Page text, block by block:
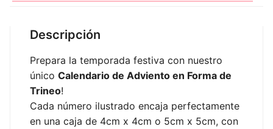
Descripción
Prepara la temporada festiva con nuestro
único Calendario de Adviento en Forma de
Trineo!
Cada número ilustrado encaja perfectamente
en una caja de 4cm x 4cm o 5cm x 5cm, con